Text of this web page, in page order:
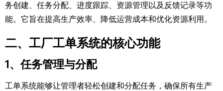
务创建、任务分配、进度跟踪、资源管理以及反馈记录等功
能。它旨在提高生产效率、降低运营成本和优化资源利用。
二、工厂工单系统的核心功能
1、任务管理与分配
工单系统能够让管理者轻松创建和分配任务，确保所有生产